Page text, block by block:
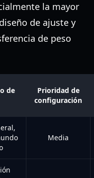
la mayor
de ajuste y
de peso
de
Prioridad de
configuración
Media